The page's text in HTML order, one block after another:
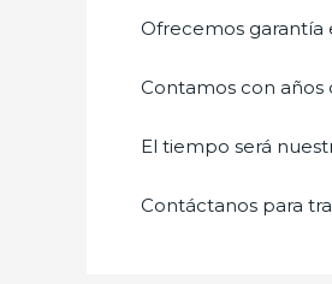
Ofrecemos garantía
Contamos con años
El tiempo será
Contáctanos para